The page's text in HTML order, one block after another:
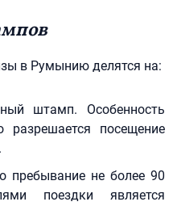
в Румынию делятся на:
штамп. Особенность
посещение
пребывание не более 90
поездки является